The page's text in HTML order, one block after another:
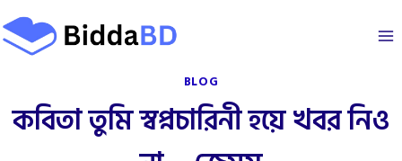
Skip
to
BLOG
কবিতা তুমি স্বপ্নচারিনী হয়ে খবর নিও